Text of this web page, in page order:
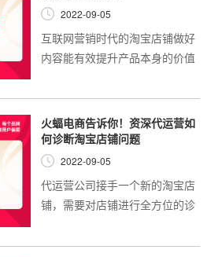
2022-09-05
互联网营销时代的淘宝店铺做好
内容能有效提升产品本身的价值
片、文本、视频等内容，都需要
广州淘宝代运营专员进行有针对
性的规划，店铺宝...
火蝠电商告诉你！资深代运营如
何诊断淘宝店铺问题
2022-09-05
代运营公司接手一个新的淘宝店
铺，需要对店铺进行全方位的诊
分析，并针对性的制定优化方